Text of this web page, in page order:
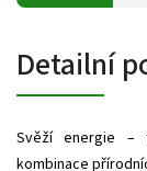
Detailní
Svěží energie –
kombinace